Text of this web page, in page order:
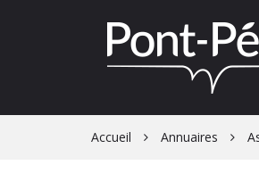
Accueil Annuaires